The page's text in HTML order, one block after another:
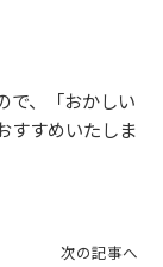
で、「おかしい
すすめいたしま
次の記事へ